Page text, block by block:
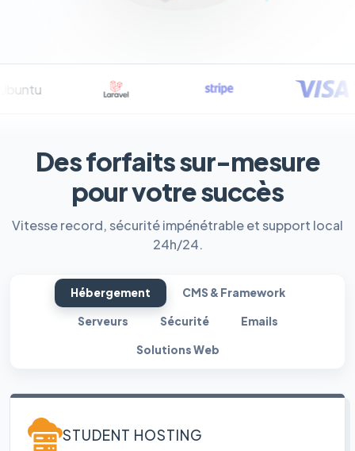
Des forfaits sur-mesure
pour votre succès
Vitesse record, sécurité impénétrable et support local
24h/24.
Hébergement CMS & Framework
Serveurs Sécurité Emails
Solutions Web
STUDENT HOSTING